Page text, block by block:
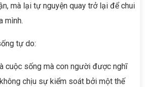
mà lại tự nguyện quay trở lại để chui
mình.
tự do:
cuộc sống mà con người được nghĩ
chịu sự kiểm soát bởi một thế